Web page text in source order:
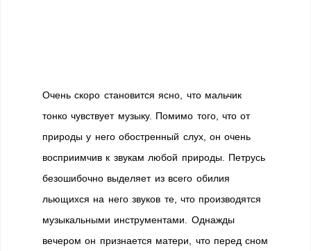
Очень скоро становится ясно, что мальчик
тонко чувствует музыку. Помимо того, что от
природы у него обостренный слух, он очень
восприимчив к звукам любой природы. Петрусь
безошибочно выделяет из всего обилия
льющихся на него звуков те, что производятся
музыкальными инструментами. Однажды
вечером он признается матери, что перед сном